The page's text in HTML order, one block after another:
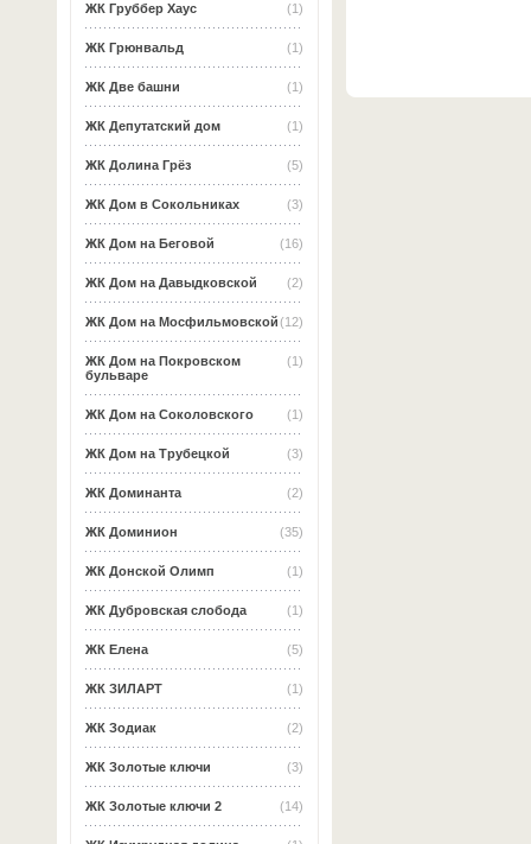
(1)
ЖК Груббер Хаус
(1)
ЖК Грюнвальд
(1)
ЖК Две башни
(1)
ЖК Депутатский дом
(5)
ЖК Долина Грёз
(3)
ЖК Дом в Сокольниках
(16)
ЖК Дом на Беговой
(2)
ЖК Дом на Давыдковской
(12)
ЖК Дом на Мосфильмовской
(1)
ЖК Дом на Покровском
бульваре
(1)
ЖК Дом на Соколовского
(3)
ЖК Дом на Трубецкой
(2)
ЖК Доминанта
(35)
ЖК Доминион
(1)
ЖК Донской Олимп
(1)
ЖК Дубровская слобода
(5)
ЖК Елена
(1)
ЖК ЗИЛАРТ
(2)
ЖК Зодиак
(3)
ЖК Золотые ключи
(14)
ЖК Золотые ключи 2